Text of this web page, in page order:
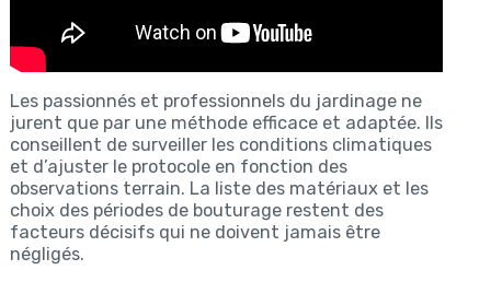
Les passionnés et professionnels du jardinage ne
jurent que par une méthode efficace et adaptée. Ils
conseillent de surveiller les conditions climatiques
et d’ajuster le protocole en fonction des
observations terrain. La liste des matériaux et les
choix des périodes de bouturage restent des
facteurs décisifs qui ne doivent jamais être
négligés.